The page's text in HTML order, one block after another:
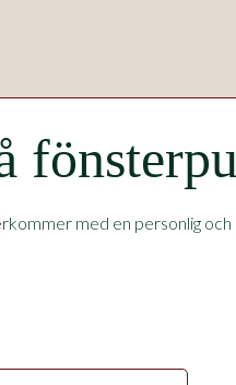
med en personlig